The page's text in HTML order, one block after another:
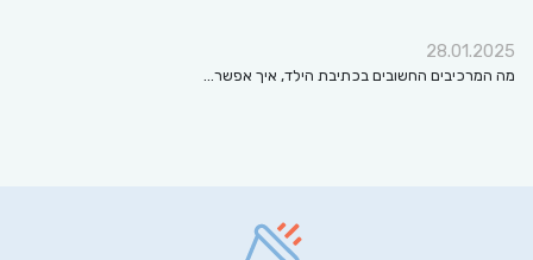
28.01.2025
מה המרכיבים החשובים בכתיבת הילד, איך אפשר…